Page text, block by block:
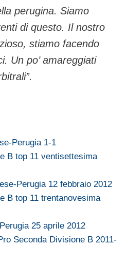
perugina. Siamo
di questo. Il nostro
stiamo facendo
Un po’ amareggiati
Perugia 1-1
B top 11 ventisettesima
Perugia 12 febbraio 2012
B top 11 trentanovesima
25 aprile 2012
Seconda Divisione B 2011-